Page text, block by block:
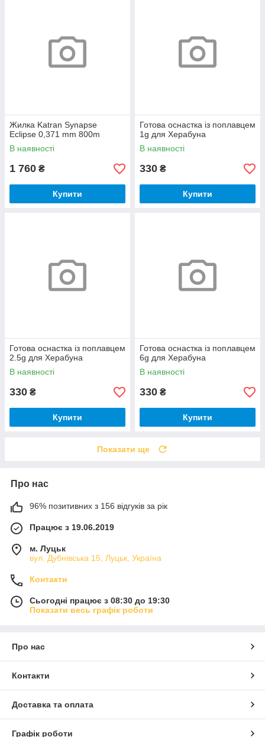
Жилка Katran Synapse
Eclipse 0,371 mm 800m
В наявності
1 760 ₴
Купити
Готова оснастка із поплавцем
1g для Херабуна
В наявності
330 ₴
Купити
Готова оснастка із поплавцем
2.5g для Херабуна
В наявності
330 ₴
Купити
Готова оснастка із поплавцем
6g для Херабуна
В наявності
330 ₴
Купити
Показати ще
Про нас
96% позитивних з 156 відгуків за рік
Працює з 19.06.2019
м. Луцьк
вул. Дубнівська 15, Луцьк, Україна
Контакти
Сьогодні працює з 08:30 до 19:30
Показати весь графік роботи
Про нас
Контакти
Доставка та оплата
Графік роботи